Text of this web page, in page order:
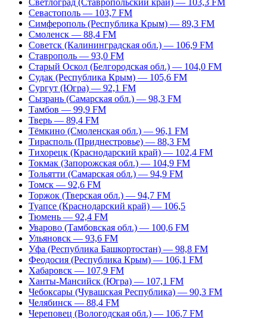
Светлоград (Ставропольский край) — 103,3 FM
Севастополь — 103,7 FM
Симферополь (Республика Крым) — 89,3 FM
Смоленск — 88,4 FM
Советск (Калининградская обл.) — 106,9 FM
Ставрополь — 93,0 FM
Старый Оскол (Белгородская обл.) — 104,0 FM
Судак (Республика Крым) — 105,6 FM
Сургут (Югра) — 92,1 FM
Сызрань (Самарская обл.) — 98,3 FM
Тамбов — 99,9 FM
Тверь — 89,4 FM
Тёмкино (Смоленская обл.) — 96,1 FM
Тирасполь (Приднестровье) — 88,3 FM
Тихорецк (Краснодарский край) — 102,4 FM
Токмак (Запорожская обл.) — 104,9 FM
Тольятти (Самарская обл.) — 94,9 FM
Томск — 92,6 FM
Торжок (Тверская обл.) — 94,7 FM
Туапсе (Краснодарский край) — 106,5
Тюмень — 92,4 FM
Уварово (Тамбовская обл.) — 100,6 FM
Ульяновск — 93,6 FM
Уфа (Республика Башкортостан) — 98,8 FM
Феодосия (Республика Крым) — 106,1 FM
Хабаровск — 107,9 FM
Ханты-Мансийск (Югра) — 107,1 FM
Чебоксары (Чувашская Республика) — 90,3 FM
Челябинск — 88,4 FM
Череповец (Вологодская обл.) — 106,7 FM